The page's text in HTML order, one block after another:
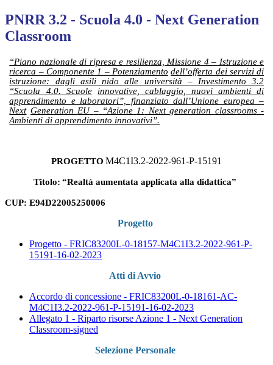
PNRR 3.2 - Scuola 4.0 - Next Generation
Classroom
“Piano nazionale di ripresa e resilienza, Missione 4 – Istruzione e
ricerca – Componente 1 – Potenziamento dell’offerta dei servizi di
istruzione: dagli asili nido alle università – Investimento 3.2
“Scuola 4.0. Scuole
innovative, cablaggio, nuovi ambienti di
apprendimento e laboratori”, finanziato dall’Unione europea –
Next Generation EU – “Azione 1: Next generation classrooms -
Ambienti di apprendimento innovativi”.
PROGETTO M4C1I3.2-2022-961-P-15191
Titolo: “Realtà aumentata applicata alla didattica”
CUP: E94D22005250006
Progetto
Progetto - FRIC83200L-0-18157-M4C1I3.2-2022-961-P-
15191-16-02-2023
Atti di Avvio
Accordo di concessione - FRIC83200L-0-18161-AC-
M4C1I3.2-2022-961-P-15191-16-02-2023
Allegato 1 - Riparto risorse Azione 1 - Next Generation
Classroom-signed
Selezione Personale